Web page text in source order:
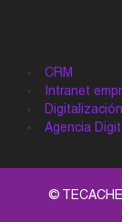
CRM
Intranet
Agencia
©